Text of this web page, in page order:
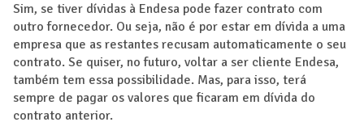
Sim, se tiver dívidas à Endesa pode fazer contrato com
outro fornecedor. Ou seja, não é por estar em dívida a uma
empresa que as restantes recusam automaticamente o seu
contrato. Se quiser, no futuro, voltar a ser cliente Endesa,
também tem essa possibilidade. Mas, para isso, terá
sempre de pagar os valores que ficaram em dívida do
contrato anterior.